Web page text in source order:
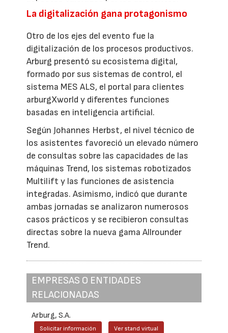
La digitalización gana protagonismo
Otro de los ejes del evento fue la
digitalización de los procesos productivos.
Arburg presentó su ecosistema digital,
formado por sus sistemas de control, el
sistema MES ALS, el portal para clientes
arburgXworld y diferentes funciones
basadas en inteligencia artificial.
Según Johannes Herbst, el nivel técnico de
los asistentes favoreció un elevado número
de consultas sobre las capacidades de las
máquinas Trend, los sistemas robotizados
Multilift y las funciones de asistencia
integradas. Asimismo, indicó que durante
ambas jornadas se analizaron numerosos
casos prácticos y se recibieron consultas
directas sobre la nueva gama Allrounder
Trend.
EMPRESAS O ENTIDADES
RELACIONADAS
Arburg, S.A.
Solicitar información Ver stand virtual